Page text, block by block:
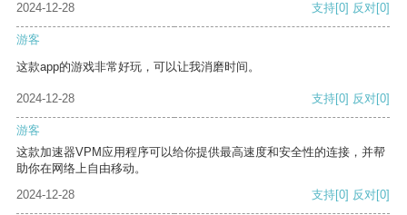
2024-12-28 支持[0] 反对[0]
游客
这款app的游戏非常好玩，可以让我消磨时间。
2024-12-28 支持[0] 反对[0]
游客
这款加速器VPM应用程序可以给你提供最高速度和安全性的连接，并帮
助你在网络上自由移动。
2024-12-28
支持[0] 反对[0]